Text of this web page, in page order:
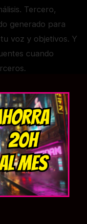
Tercero,
generado para
voz y objetivos. Y
cuando
digital en la era
el juego de la
debamos olvidar
una ética de
y respetar la
intelectual,